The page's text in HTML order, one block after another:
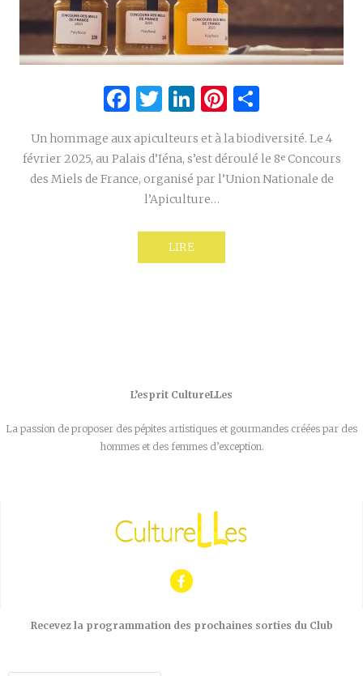
Facebook
Twitter
LinkedIn
Pinterest
Un hommage aux apiculteurs et à la biodiversité. Le 4
février 2025, au Palais d’Iéna, s’est déroulé le 8ᵉ Concours
des Miels de France, organisé par l’Union Nationale de
l’Apiculture…
LIRE
L’esprit CultureLLes
La passion de proposer des pépites artistiques et gourmandes créées par des
hommes et des femmes d’exception.
Recevez la programmation des prochaines sorties du Club